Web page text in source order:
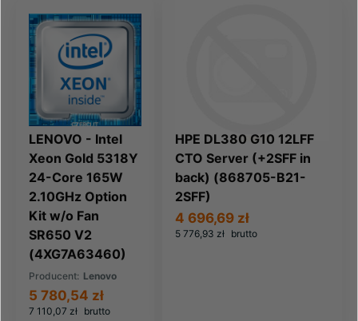
LENOVO - Intel
Xeon Gold 5318Y
24-Core 165W
2.10GHz Option
Kit w/o Fan
SR650 V2
(4XG7A63460)
Producent: Lenovo
7 110,07 zł brutto
5 780,54 zł
HPE DL380 G10 12LFF
CTO Server (+2SFF in
back) (868705-B21-
2SFF)
5 776,93 zł brutto
4 696,69 zł